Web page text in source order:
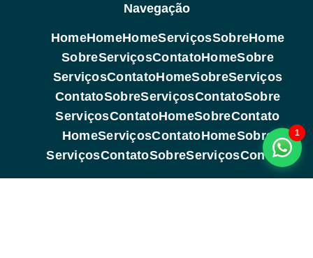
Navegação
HomeHomeHomeServiçosSobreHome
SobreServiçosContatoHomeSobre
ServiçosContatoHomeSobreServiços
ContatoSobreServiçosContatoSobre
ServiçosContatoHomeSobreContato
HomeServiçosContatoHomeSobre
ServiçosContatoSobreServiçosContato
1